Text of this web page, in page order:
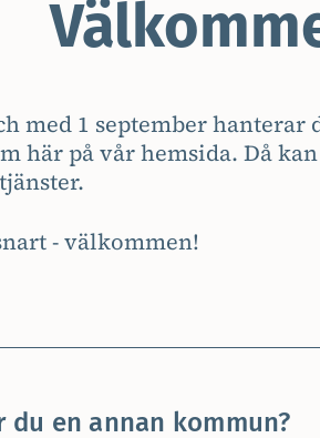
med 1 september
här på vår hemsida. Då
- välkommen!
du en annan kommun?